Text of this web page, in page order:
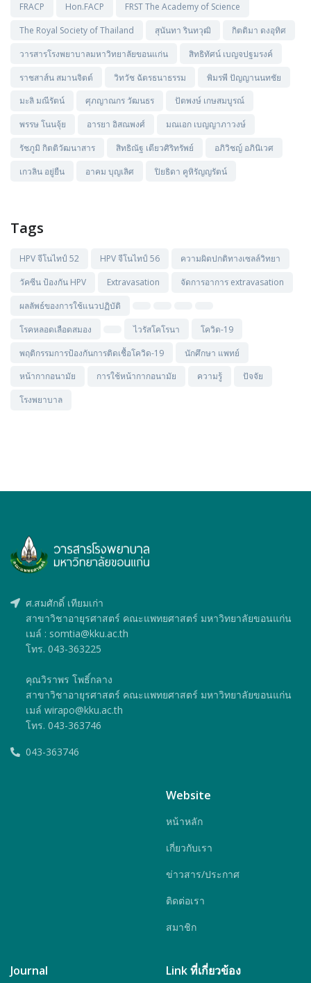
FRACP
Hon.FACP
FRST The Academy of Science
The Royal Society of Thailand
สุนันทา รินทวุฒิ
กิตติมา ดงอุทิศ
วารสารโรงพยาบาลมหาวิทยาลัยขอนแก่น
สิทธิทัศน์ เบญจปฐมรงค์
ราชสาส์น สมานจิตต์
วิทวัช ฉัตรธนาธรรม
พิมรพี ปัญญานนทชัย
มะลิ มณีรัตน์
ศุภญาณกร วัฒนธร
ปัตพงษ์ เกษสมบูรณ์
พรรษ โนนจุ้ย
อารยา อิสณพงศ์
มณเอก เบญญาภาวงษ์
รัชภูมิ กิตติวัฒนาสาร
สิทธิณัฐ เตียวศิริทรัพย์
อภิวิชญ์ อภินิเวศ
เกวลิน อยู่ยืน
อาคม บุญเลิศ ปิยธิดา คูหิรัญญรัตน์
Tags
HPV จีโนไทป์ 52 HPV จีโนไทป์ 56
ความผิดปกติทางเซลล์วิทยา
วัคซีน ป้องกัน HPV
Extravasation
จัดการอาการ extravasation
ผลลัพธ์ของการใช้แนวปฏิบัติ
โรคหลอดเลือดสมอง
ไวรัสโคโรนา
โควิด-19
พฤติกรรมการป้องกันการติดเชื้อโควิด-19
นักศึกษา แพทย์
หน้ากากอนามัย
การใช้หน้ากากอนามัย ความรู้
ปัจจัย
โรงพยาบาล
ศ.สมศักดิ์ เทียมเก่า
สาขาวิชาอายุรศาสตร์ คณะแพทยศาสตร์ มหาวิทยาลัยขอนแก่น
เมล์ : somtia@kku.ac.th
โทร. 043-363225
คุณวิราพร โพธิ์กลาง
สาขาวิชาอายุรศาสตร์ คณะแพทยศาสตร์ มหาวิทยาลัยขอนแก่น
เมล์ wirapo@kku.ac.th
โทร. 043-363746
043-363746
Website
หน้าหลัก
เกี่ยวกับเรา
ข่าวสาร/ประกาศ
ติดต่อเรา
สมาชิก
Journal Link ที่เกี่ยวข้อง